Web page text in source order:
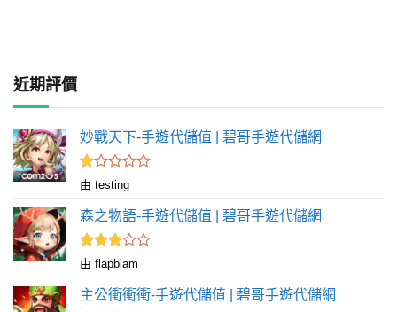
近期評價
妙戰天下-手遊代儲值 | 碧哥手遊代儲網
評
1
滿
分
5
由 testing
森之物語-手遊代儲值 | 碧哥手遊代儲網
評分
滿
分 5
由 flapblam
主公衝衝衝-手遊代儲值 | 碧哥手遊代儲網